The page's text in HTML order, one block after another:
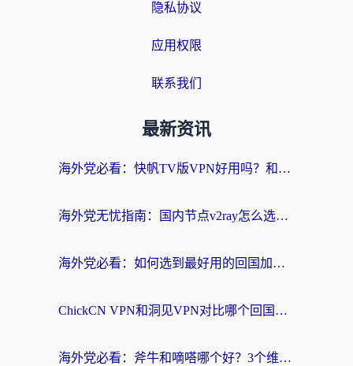
隐私协议
应用权限
联系我们
最新资讯
海外党必看：快帆TV版VPN好用吗？和快游VPN对比哪个回国效果更好？附实用避坑指南
海外党无忧指南：国内节点v2ray怎么选？一键回国VPN+多场景实测帮你避坑
海外党必看：如何选到最好用的回国加速器？从节点到售后的全维度指南
ChickCN VPN和洞见VPN对比哪个回国效果更好？海外党亲测3款加速器+避坑指南
海外党必看：斧牛和嘀嗒哪个好？3个维度教你选对回国加速器